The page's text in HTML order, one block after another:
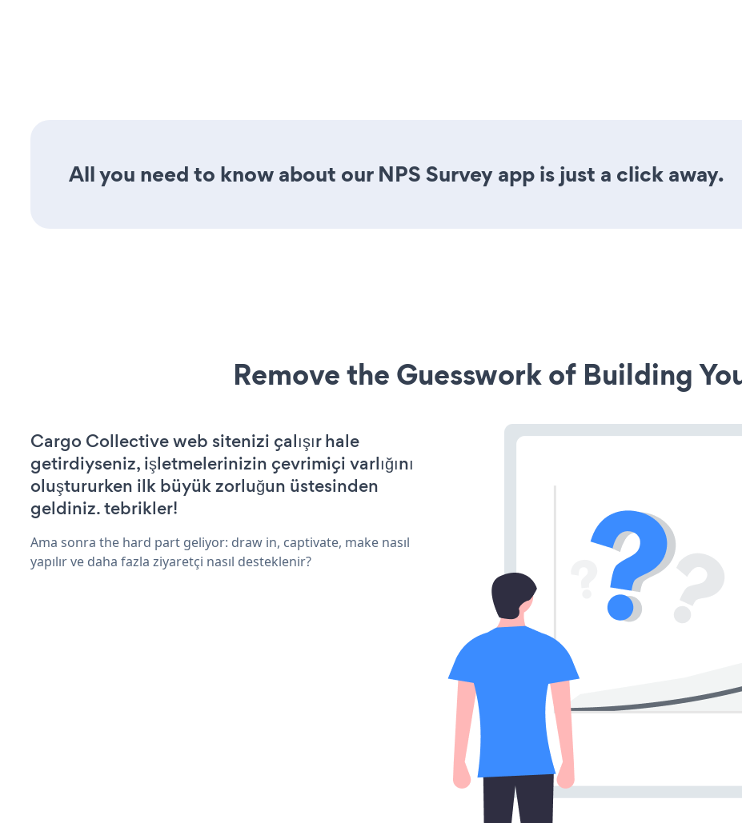
All you need to know about our NPS Survey app is just a click away.
Remove the Guesswork of Building
Cargo Collective web sitenizi çalışır hale
getirdiyseniz, işletmelerinizin çevrimiçi varlığını
oluştururken ilk büyük zorluğun üstesinden
geldiniz. tebrikler!
Ama sonra the hard part geliyor: draw in, captivate, make nasıl
yapılır ve daha fazla ziyaretçi nasıl desteklenir?